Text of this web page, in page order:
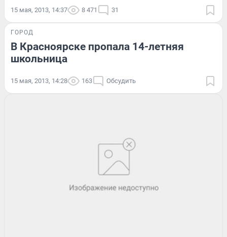
15 мая, 2013, 14:37 8 471 31
ГОРОД
В Красноярске пропала 14-летняя
школьница
15 мая, 2013, 14:28 163 Обсудить